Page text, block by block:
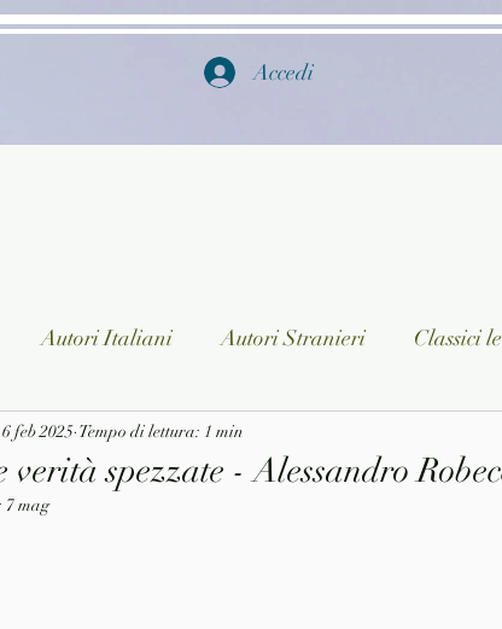
Accedi
Autori Italiani Autori Stranieri Classici
Saggistica Ragazzi
verità spezzate - Alessandro
6 feb 2025 Tempo di lettura: 1 min
7 mag